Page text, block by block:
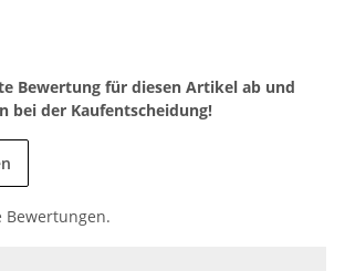
Bewertung für diesen Artikel ab und
bei der Kaufentscheidung!
Bewertungen.